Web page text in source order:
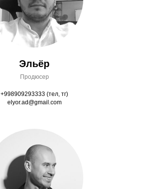
Эльёр
Продюсер
+998909293333 (тел, тг)
elyor.ad@gmail.com